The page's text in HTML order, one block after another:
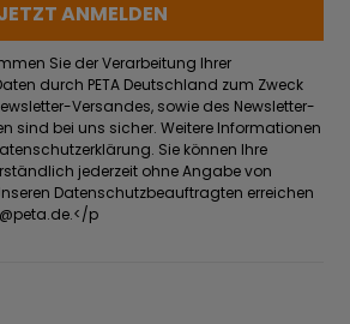
Sie der Verarbeitung Ihrer
durch PETA Deutschland zum Zweck
Versandes, sowie des Newsletter-
sind bei uns sicher. Weitere Informationen
Sie können Ihre
jederzeit ohne Angabe von
Datenschutzbeauftragten erreichen
.</p